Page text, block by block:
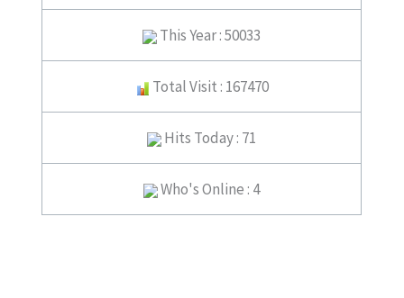
This Year : 50033
Total Visit : 167470
Hits Today : 71
Who's Online : 4